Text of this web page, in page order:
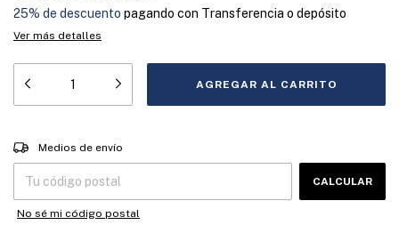
25% de descuento pagando con Transferencia o depósito
Ver más detalles
Entregas para el CP:
Medios de envío
CALCULAR
No sé mi código postal